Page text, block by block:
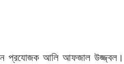
প্রযোজক আলি আফজাল উজ্জ্বল।